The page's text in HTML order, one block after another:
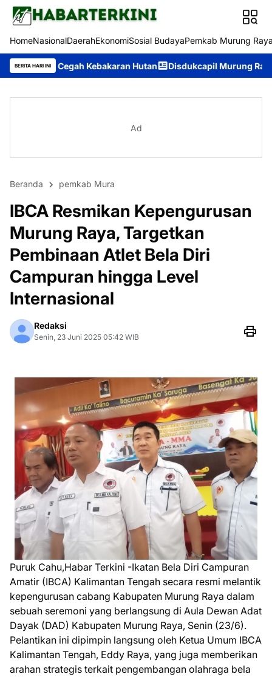
HomeNasionalDaerahEkonomiSosial BudayaPemkab Murung
BERITA HARI INIHutan Disdukcapil Murung Raya Raih Nilai IKM
Ad
Beranda pemkab Mura
IBCA Resmikan Kepengurusan
Murung Raya, Targetkan
Pembinaan Atlet Bela Diri
Campuran hingga Level
Internasional
Redaksi
Senin, 23 Juni 2025 05:42 WIB
Puruk Cahu,Habar Terkini -Ikatan Bela Diri Campuran
Amatir (IBCA) Kalimantan Tengah secara resmi melantik
kepengurusan cabang Kabupaten Murung Raya dalam
sebuah seremoni yang berlangsung di Aula Dewan Adat
Dayak (DAD) Kabupaten Murung Raya, Senin (23/6).
Pelantikan ini dipimpin langsung oleh Ketua Umum IBCA
Kalimantan Tengah, Eddy Raya, yang juga memberikan
arahan strategis terkait pengembangan olahraga bela